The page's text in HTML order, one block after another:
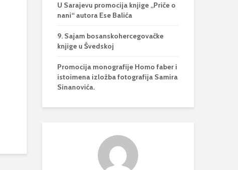
U Sarajevu promocija knjige „Priče o
nani“ autora Ese Balića
9. Sajam bosanskohercegovačke
knjige u Švedskoj
Promocija monografije Homo faber i
istoimena izložba fotografija Samira
Sinanovića.